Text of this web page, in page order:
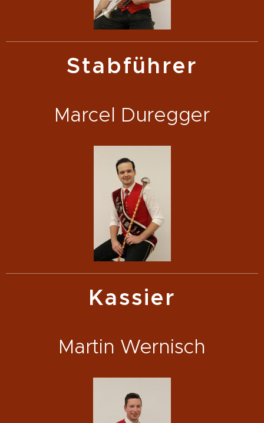
Stabführer
Marcel Duregger
Kassier
Martin Wernisch